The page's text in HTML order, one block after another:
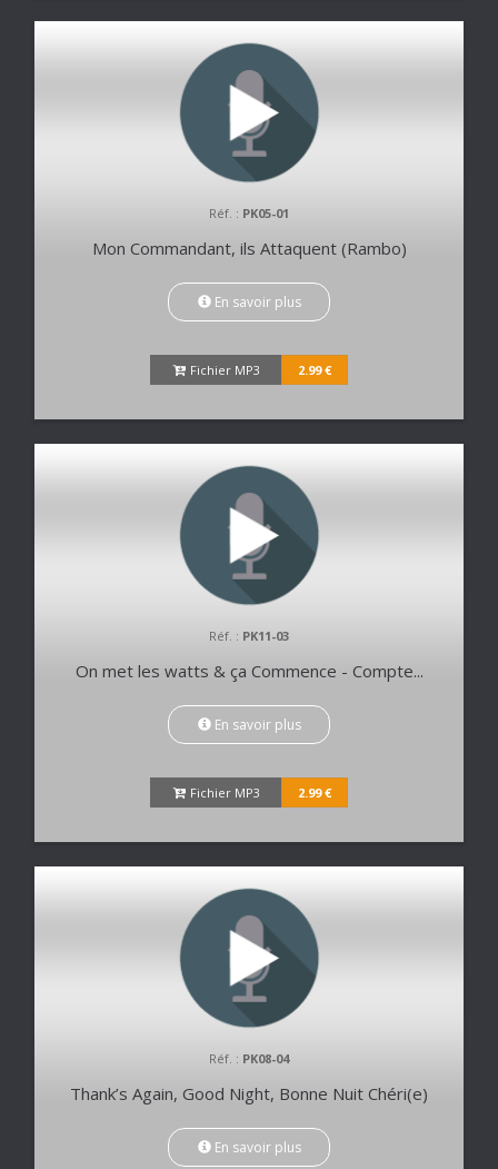
Réf. : PK05-01
Mon Commandant, ils Attaquent (Rambo)
En savoir plus
Fichier MP3 2.99 €
Réf. : PK11-03
On met les watts & ça Commence - Compte...
En savoir plus
Fichier MP3 2.99 €
Réf. : PK08-04
Thank’s Again, Good Night, Bonne Nuit Chéri(e)
En savoir plus